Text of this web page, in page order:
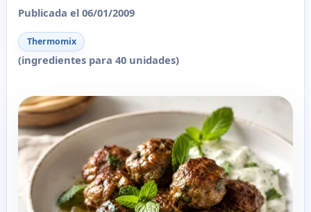
Publicada el 06/01/2009
Thermomix
(ingredientes para 40 unidades)